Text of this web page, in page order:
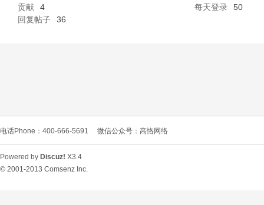
L
贡献
4 每天登录
50
回复帖子
36
电话Phone：400-666-5691 微信公众号：高恪网络
Powered by Discuz! X3.4
© 2001-2013 Comsenz Inc.